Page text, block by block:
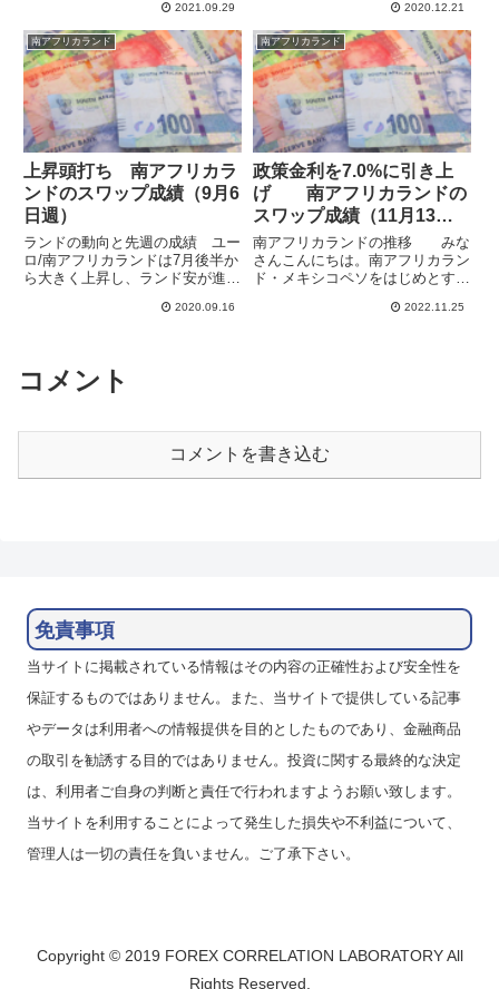
に大きめの下落がありましたが、
いったんは落ち着いたようです。
26日週はさらに動きが小さくな
っていて、リスクオ...
2021.09.29
下落して18.0をしっかりと割って
きています。もう少し調整が長引
くかと思いましたが、大きくラン
ド高となって、ランド...
2020.12.21
南アフリカランド
上昇頭打ち 南アフリカラ
ンドのスワップ成績（9月6
日週）
ランドの動向と先週の成績 ユー
ロ/南アフリカランドは7月後半か
ら大きく上昇し、ランド安が進み
て、その後下落が続いています。
を形成しつつあるようにも見...
2020.09.16
南アフリカランド
政策金利を7.0%に引き上
げ 南アフリカランドの
スワップ成績（11月13日
週）
南アフリカランドの推移 みな
さんこんにちは。南アフリカラン
ド・メキシコペソをはじめとする
いった金利高めのメジャー通貨に
2022.11.25
コメント
コメントを書き込む
免責事項
当サイトに掲載されている情報はその内容の正確性および安全性を
保証するものではありません。また、当サイトで提供している記事
やデータは利用者への情報提供を目的としたものであり、金融商品
の取引を勧誘する目的ではありません。投資に関する最終的な決定
は、利用者ご自身の判断と責任で行われますようお願い致します。
当サイトを利用することによって発生した損失や不利益について、
管理人は一切の責任を負いません。ご了承下さい。
Copyright © 2019 FOREX CORRELATION LABORATORY All
Rights Reserved.